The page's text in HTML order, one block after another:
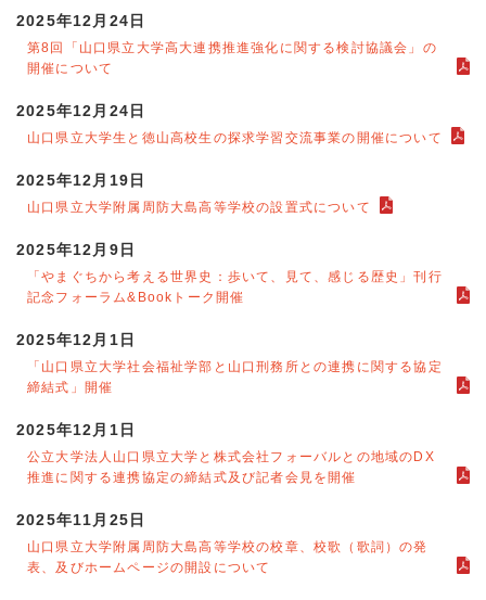
2025年12月24日
第8回「山口県立大学高大連携推進強化に関する検討協議会」の
開催について
2025年12月24日
山口県立大学生と徳山高校生の探求学習交流事業の開催について
2025年12月19日
山口県立大学附属周防大島高等学校の設置式について
2025年12月9日
「やまぐちから考える世界史：歩いて、見て、感じる歴史」刊行
記念フォーラム&Bookトーク開催
2025年12月1日
「山口県立大学社会福祉学部と山口刑務所との連携に関する協定
締結式」開催
2025年12月1日
公立大学法人山口県立大学と株式会社フォーバルとの地域のDX
推進に関する連携協定の締結式及び記者会見を開催
2025年11月25日
山口県立大学附属周防大島高等学校の校章、校歌（歌詞）の発
表、及びホームページの開設について